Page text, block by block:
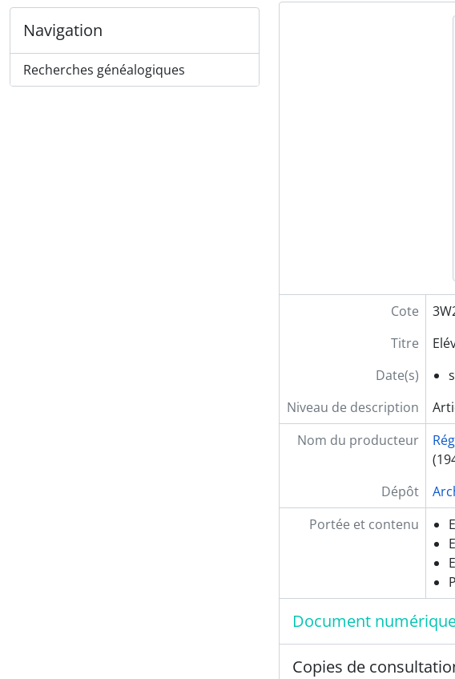
Navigation
Recherches généalogiques
4W - Fulgence
Cote
Titre
Date(s)
Niveau de description
Nom du producteur
Dépôt
Portée et contenu
Document
Copies de